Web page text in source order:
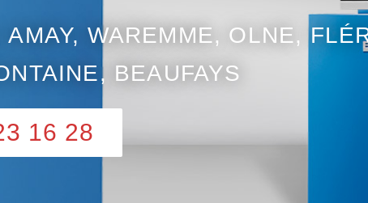
WAREMME, OLNE,
BEAUFAYS
16 28